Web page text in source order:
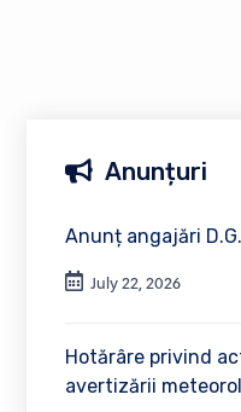
Anunțuri
Anunț angajări
July 22, 2026
Hotărâre privind
avertizării